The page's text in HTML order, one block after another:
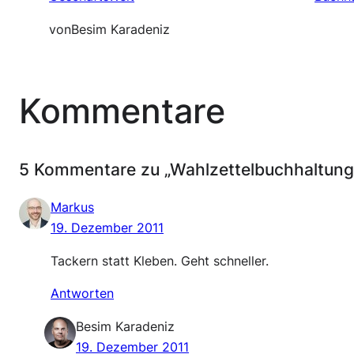
vonBesim Karadeniz
Kommentare
5 Kommentare zu
Markus
19. Dezember 2011
Tackern statt Kleben. Geht schneller.
Antworten
Besim Karadeniz
19. Dezember 2011